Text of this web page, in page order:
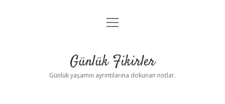
Anasayfa
Yasal Uyarı
menüyü
Günlük Fikirler
Günlük yaşamın ayrıntılarına dokunan notlar.